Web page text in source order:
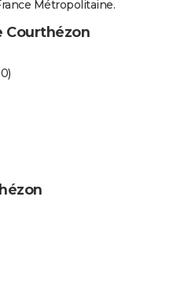
Métropolitaine.
Courthézon